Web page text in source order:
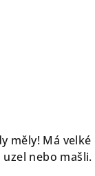
měly! Má velké
nebo mašli.